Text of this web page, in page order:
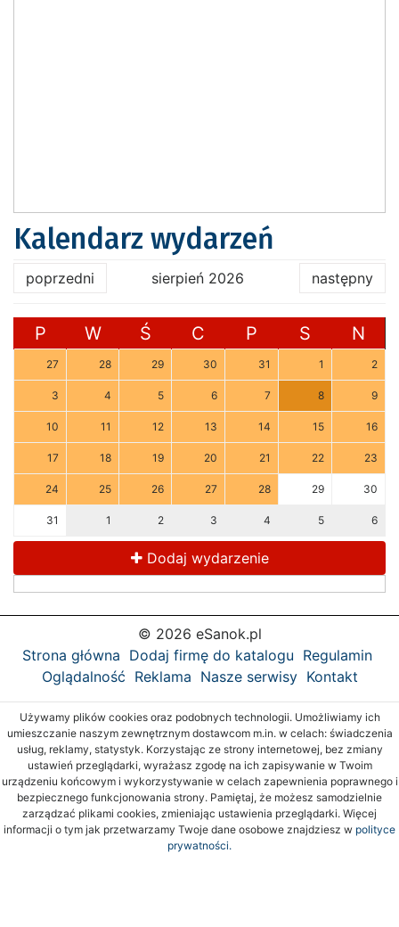
Kalendarz wydarzeń
poprzedni sierpień 2026 następny
P W Ś C P S N
27 28 29 30 31 1 2
3 4 5 6 7 8 9
10 11 12 13 14 15 16
17 18 19 20 21 22 23
24 25 26 27 28 29 30
31 1 2 3 4 5 6
Dodaj wydarzenie
© 2026 eSanok.pl
Strona główna Dodaj firmę do katalogu Regulamin
Oglądalność Reklama Nasze serwisy Kontakt
Używamy plików cookies oraz podobnych technologii. Umożliwiamy ich
umieszczanie naszym zewnętrznym dostawcom m.in. w celach: świadczenia
usług, reklamy, statystyk. Korzystając ze strony internetowej, bez zmiany
ustawień przeglądarki, wyrażasz zgodę na ich zapisywanie w Twoim
urządzeniu końcowym i wykorzystywanie w celach zapewnienia poprawnego i
bezpiecznego funkcjonowania strony. Pamiętaj, że możesz samodzielnie
zarządzać plikami cookies, zmieniając ustawienia przeglądarki. Więcej
informacji o tym jak przetwarzamy Twoje dane osobowe znajdziesz w polityce
prywatności.